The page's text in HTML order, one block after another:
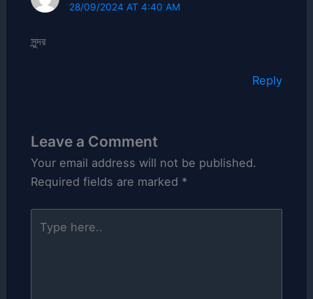
28/09/2024 AT 4:40 AM
সুন্দর
Reply
Leave a Comment
Your email address will not be published.
Required fields are marked *
here..